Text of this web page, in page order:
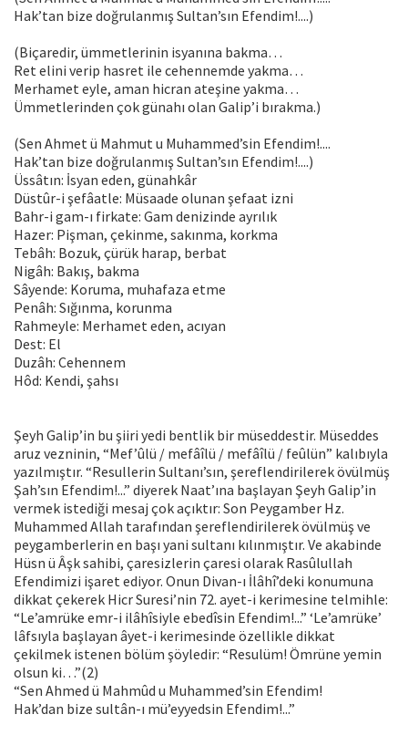
Hak’tan bize doğrulanmış Sultan’sın Efendim!....)
(Biçaredir, ümmetlerinin isyanına bakma…
Ret elini verip hasret ile cehennemde yakma…
Merhamet eyle, aman hicran ateşine yakma…
Ümmetlerinden çok günahı olan Galip’i bırakma.)
(Sen Ahmet ü Mahmut u Muhammed’sin Efendim!....
Hak’tan bize doğrulanmış Sultan’sın Efendim!....)
Üssâtın: İsyan eden, günahkâr
Düstûr-i şefâatle: Müsaade olunan şefaat izni
Bahr-i gam-ı firkate: Gam denizinde ayrılık
Hazer: Pişman, çekinme, sakınma, korkma
Tebâh: Bozuk, çürük harap, berbat
Nigâh: Bakış, bakma
Sâyende: Koruma, muhafaza etme
Penâh: Sığınma, korunma
Rahmeyle: Merhamet eden, acıyan
Dest: El
Duzâh: Cehennem
Hôd: Kendi, şahsı
Şeyh Galip’in bu şiiri yedi bentlik bir müseddestir. Müseddes
aruz vezninin, “Mef’ûlü / mefâîlü / mefâîlü / feûlün” kalıbıyla
yazılmıştır. “Resullerin Sultanı’sın, şereflendirilerek övülmüş
Şah’sın Efendim!...” diyerek Naat’ına başlayan Şeyh Galip’in
vermek istediği mesaj çok açıktır: Son Peygamber Hz.
Muhammed Allah tarafından şereflendirilerek övülmüş ve
peygamberlerin en başı yani sultanı kılınmıştır. Ve akabinde
Hüsn ü Âşk sahibi, çaresizlerin çaresi olarak Rasûlullah
Efendimizi işaret ediyor. Onun Divan-ı İlâhî’deki konumuna
dikkat çekerek Hicr Suresi’nin 72. ayet-i kerimesine telmihle:
“Le’amrüke emr-i ilâhîsiyle ebedîsin Efendim!...” ‘Le’amrüke’
lâfsıyla başlayan âyet-i kerimesinde özellikle dikkat
çekilmek istenen bölüm şöyledir: “Resulüm! Ömrüne yemin
olsun ki…”(2)
“Sen Ahmed ü Mahmûd u Muhammed’sin Efendim!
Hak’dan bize sultân-ı mü’eyyedsin Efendim!...”